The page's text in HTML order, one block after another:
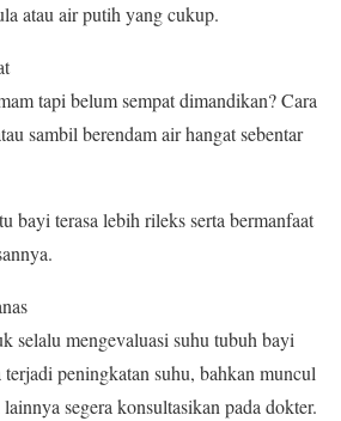
atau air putih yang cukup.
tapi belum sempat dimandikan? Cara
sambil berendam air hangat sebentar
bayi terasa lebih rileks serta bermanfaat
selalu mengevaluasi suhu tubuh bayi
peningkatan suhu, bahkan muncul
segera konsultasikan pada dokter.